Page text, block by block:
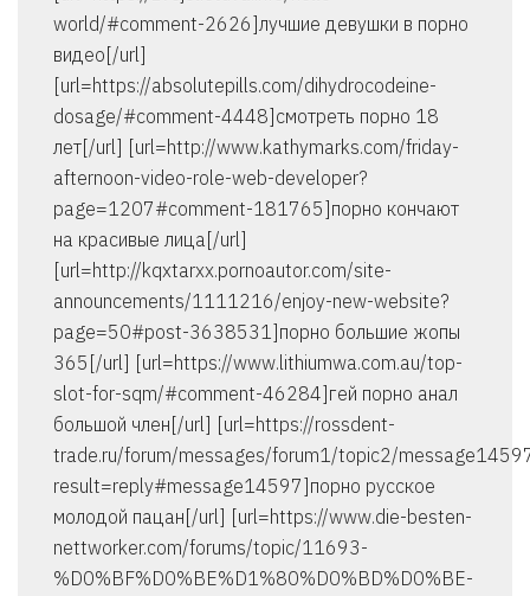
world/#comment-2626]лучшие девушки в порно
видео[/url]
[url=https://absolutepills.com/dihydrocodeine-
dosage/#comment-4448]смотреть порно 18
лет[/url] [url=http://www.kathymarks.com/friday-
afternoon-video-role-web-developer?
page=1207#comment-181765]порно кончают
на красивые лица[/url]
[url=http://kqxtarxx.pornoautor.com/site-
announcements/1111216/enjoy-new-website?
page=50#post-3638531]порно большие жопы
365[/url] [url=https://www.lithiumwa.com.au/top-
slot-for-sqm/#comment-46284]гей порно анал
большой член[/url] [url=https://rossdent-
trade.ru/forum/messages/forum1/topic2/
result=reply#message14597]порно русское
молодой пацан[/url] [url=https://www.die-besten-
nettworker.com/forums/topic/11693-
%D0%BF%D0%BE%D1%80%D0%BD%D0%BE-